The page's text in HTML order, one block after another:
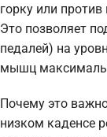
горку или
Это позволяет
педалей) на
мышц
Почему это
низком каденсе